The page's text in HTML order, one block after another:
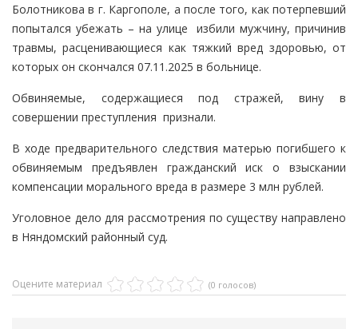
Болотникова в г. Каргополе, а после того, как потерпевший
попытался убежать – на улице избили мужчину, причинив
травмы, расценивающиеся как тяжкий вред здоровью, от
которых он скончался 07.11.2025 в больнице.
Обвиняемые, содержащиеся под стражей, вину в
совершении преступления признали.
В ходе предварительного следствия матерью погибшего к
обвиняемым предъявлен гражданский иск о взыскании
компенсации морального вреда в размере 3 млн рублей.
Уголовное дело для рассмотрения по существу направлено
в Няндомский районный суд.
Оцените материал (0 голосов)